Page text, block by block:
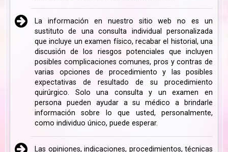
La información en nuestro sitio web no es un
sustituto de una consulta individual personalizada
que incluye un examen físico, recabar el historial, una
discusión de los riesgos potenciales que incluyen
posibles complicaciones comunes, pros y contras de
varias opciones de procedimiento y las posibles
expectativas de resultado de su procedimiento
quirúrgico. Solo una consulta y un examen en
persona pueden ayudar a su médico a brindarle
información sobre lo que usted, personalmente,
como individuo único, puede esperar.
Las opiniones, indicaciones, procedimientos, técnicas